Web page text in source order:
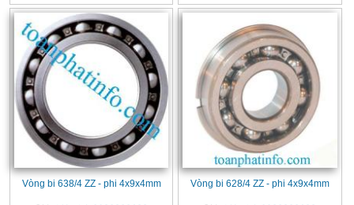
Vòng bi 638/4 ZZ - phi 4x9x4mm Vòng bi 628/4 ZZ - phi 4x9x4mm